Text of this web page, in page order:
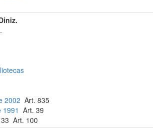
2002 Art. 835
1991 Art. 39
Art. 100